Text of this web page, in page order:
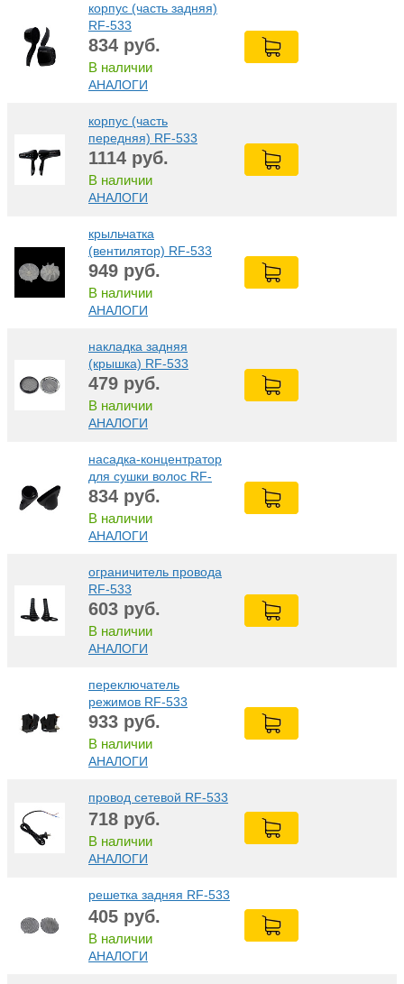
корпус (часть задняя)
RF-533
834 руб.
В наличии
АНАЛОГИ
корпус (часть
передняя) RF-533
1114 руб.
В наличии
АНАЛОГИ
крыльчатка
(вентилятор) RF-533
949 руб.
В наличии
АНАЛОГИ
накладка задняя
(крышка) RF-533
479 руб.
В наличии
АНАЛОГИ
насадка-концентратор
для сушки волос RF-
533
834 руб.
В наличии
АНАЛОГИ
ограничитель провода
RF-533
603 руб.
В наличии
АНАЛОГИ
переключатель
режимов RF-533
933 руб.
В наличии
АНАЛОГИ
провод сетевой RF-533
718 руб.
В наличии
АНАЛОГИ
решетка задняя RF-533
405 руб.
В наличии
АНАЛОГИ